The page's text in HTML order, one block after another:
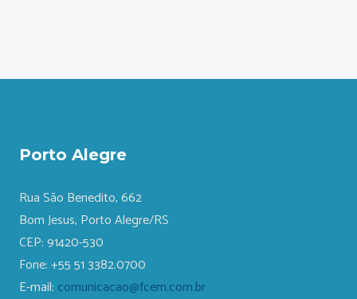
Porto Alegre
Rua São Benedito, 662
Bom Jesus, Porto Alegre/RS
CEP: 91420-530
Fone: +55 51 3382.0700
E-mail: comunicacao@fcem.com.br